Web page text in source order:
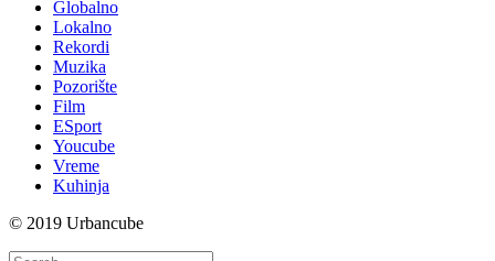
Globalno
Lokalno
Rekordi
Muzika
Pozorište
Film
ESport
Youcube
Vreme
Kuhinja
© 2019 Urbancube